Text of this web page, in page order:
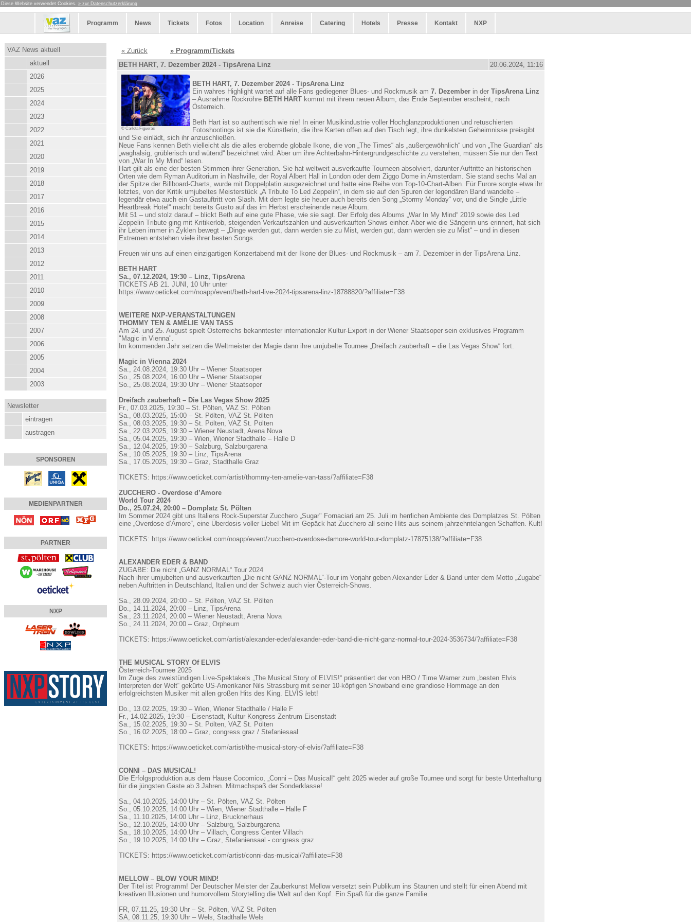
Diese Website verwendet Cookies. » zur Datenschutzerklärung
Programm News Tickets Fotos Location Anreise Catering Hotels Presse Kontakt NXP
VAZ News aktuell
aktuell
2026
2025
2024
2023
2022
2021
2020
2019
2018
2017
2016
2015
2014
2013
2012
2011
2010
2009
2008
2007
2006
2005
2004
2003
Newsletter
eintragen
austragen
SPONSOREN
MEDIENPARTNER
PARTNER
NXP
« Zurück
» Programm/Tickets
BETH HART, 7. Dezember 2024 - TipsArena Linz
20.06.2024, 11:16
© Carlota Figueras
BETH HART, 7. Dezember 2024 - TipsArena Linz
Ein wahres Highlight wartet auf alle Fans gediegener Blues- und Rockmusik am7. Dezember in derTipsArena Linz
– Ausnahme Rockröhre BETH HART kommt mit ihrem neuen Album, das Ende September erscheint, nach
Österreich.
Beth Hart ist so authentisch wie nie! In einer Musikindustrie voller Hochglanzproduktionen und retuschierten
Fotoshootings ist sie die Künstlerin, die ihre Karten offen auf den Tisch legt, ihre dunkelsten Geheimnisse preisgibt
und Sie einlädt, sich ihr anzuschließen.
Neue Fans kennen Beth vielleicht als die alles erobernde globale Ikone, die von „The Times“ als „außergewöhnlich“ und von „The Guardian“ als
„waghalsig, grüblerisch und wütend“ bezeichnet wird. Aber um ihre Achterbahn-Hintergrundgeschichte zu verstehen, müssen Sie nur den Text
von „War In My Mind“ lesen.
Hart gilt als eine der besten Stimmen ihrer Generation. Sie hat weltweit ausverkaufte Tourneen absolviert, darunter Auftritte an historischen
Orten wie dem Ryman Auditorium in Nashville, der Royal Albert Hall in London oder dem Ziggo Dome in Amsterdam. Sie stand sechs Mal an
der Spitze der Billboard-Charts, wurde mit Doppelplatin ausgezeichnet und hatte eine Reihe von Top-10-Chart-Alben. Für Furore sorgte etwa ihr
letztes, von der Kritik umjubeltes Meisterstück „A Tribute To Led Zeppelin“, in dem sie auf den Spuren der legendären Band wandelte –
legendär etwa auch ein Gastauftritt von Slash. Mit dem legte sie heuer auch bereits den Song „Stormy Monday“ vor, und die Single „Little
Heartbreak Hotel“ macht bereits Gusto auf das im Herbst erscheinende neue Album.
Mit 51 – und stolz darauf – blickt Beth auf eine gute Phase, wie sie sagt. Der Erfolg des Albums „War In My Mind“ 2019 sowie des Led
Zeppelin Tribute ging mit Kritikerlob, steigenden Verkaufszahlen und ausverkauften Shows einher. Aber wie die Sängerin uns erinnert, hat sich
ihr Leben immer in Zyklen bewegt – „Dinge werden gut, dann werden sie zu Mist, werden gut, dann werden sie zu Mist“ – und in diesen
Extremen entstehen viele ihrer besten Songs.
Freuen wir uns auf einen einzigartigen Konzertabend mit der Ikone der Blues- und Rockmusik – am 7. Dezember in der TipsArena Linz.
BETH HART
Sa., 07.12.2024, 19:30 – Linz, TipsArena
TICKETS AB 21. JUNI, 10 Uhr unter
https://www.oeticket.com/noapp/event/beth-hart-live-2024-tipsarena-linz-18788820/?affiliate=F38
WEITERE NXP-VERANSTALTUNGEN
THOMMY TEN & AMÉLIE VAN TASS
Am 24. und 25. August spielt Österreichs bekanntester internationaler Kultur-Export in der Wiener Staatsoper sein exklusives Programm
"Magic in Vienna".
Im kommenden Jahr setzen die Weltmeister der Magie dann ihre umjubelte Tournee „Dreifach zauberhaft – die Las Vegas Show“ fort.
Magic in Vienna 2024
Sa., 24.08.2024, 19:30 Uhr – Wiener Staatsoper
So., 25.08.2024, 16:00 Uhr – Wiener Staatsoper
So., 25.08.2024, 19:30 Uhr – Wiener Staatsoper
Dreifach zauberhaft – Die Las Vegas Show 2025
Fr., 07.03.2025, 19:30 – St. Pölten, VAZ St. Pölten
Sa., 08.03.2025, 15:00 – St. Pölten, VAZ St. Pölten
Sa., 08.03.2025, 19:30 – St. Pölten, VAZ St. Pölten
Sa., 22.03.2025, 19:30 – Wiener Neustadt, Arena Nova
Sa., 05.04.2025, 19:30 – Wien, Wiener Stadthalle – Halle D
Sa., 12.04.2025, 19:30 – Salzburg, Salzburgarena
Sa., 10.05.2025, 19:30 – Linz, TipsArena
Sa., 17.05.2025, 19:30 – Graz, Stadthalle Graz
TICKETS: https://www.oeticket.com/artist/thommy-ten-amelie-van-tass/?affiliate=F38
ZUCCHERO - Overdose d’Amore
World Tour 2024
Do., 25.07.24, 20:00 – Domplatz St. Pölten
Im Sommer 2024 gibt uns Italiens Rock-Superstar Zucchero „Sugar" Fornaciari am 25. Juli im herrlichen Ambiente des Domplatzes St. Pölten
eine „Overdose d’Amore“, eine Überdosis voller Liebe! Mit im Gepäck hat Zucchero all seine Hits aus seinem jahrzehntelangen Schaffen. Kult!
TICKETS: https://www.oeticket.com/noapp/event/zucchero-overdose-damore-world-tour-domplatz-17875138/?affiliate=F38
ALEXANDER EDER & BAND
ZUGABE: Die nicht „GANZ NORMAL“ Tour 2024
Nach ihrer umjubelten und ausverkauften „Die nicht GANZ NORMAL“-Tour im Vorjahr geben Alexander Eder & Band unter dem Motto „Zugabe“
neben Auftritten in Deutschland, Italien und der Schweiz auch vier Österreich-Shows.
Sa., 28.09.2024, 20:00 – St. Pölten, VAZ St. Pölten
Do., 14.11.2024, 20:00 – Linz, TipsArena
Sa., 23.11.2024, 20:00 – Wiener Neustadt, Arena Nova
So., 24.11.2024, 20:00 – Graz, Orpheum
TICKETS: https://www.oeticket.com/artist/alexander-eder/alexander-eder-band-die-nicht-ganz-normal-tour-2024-3536734/?affiliate=F38
THE MUSICAL STORY Of ELVIS
Österreich-Tournee 2025
Im Zuge des zweistündigen Live-Spektakels „The Musical Story of ELVIS!“ präsentiert der von HBO / Time Warner zum „besten Elvis
Interpreten der Welt“ gekürte US-Amerikaner Nils Strassburg mit seiner 10-köpfigen Showband eine grandiose Hommage an den
erfolgreichsten Musiker mit allen großen Hits des King. ELVIS lebt!
Do., 13.02.2025, 19:30 – Wien, Wiener Stadthalle / Halle F
Fr., 14.02.2025, 19:30 – Eisenstadt, Kultur Kongress Zentrum Eisenstadt
Sa., 15.02.2025, 19:30 – St. Pölten, VAZ St. Pölten
So., 16.02.2025, 18:00 – Graz, congress graz / Stefaniesaal
TICKETS: https://www.oeticket.com/artist/the-musical-story-of-elvis/?affiliate=F38
CONNI – DAS MUSICAL!
Die Erfolgsproduktion aus dem Hause Cocomico, „Conni – Das Musical!“ geht 2025 wieder auf große Tournee und sorgt für beste Unterhaltung
für die jüngsten Gäste ab 3 Jahren. Mitmachspaß der Sonderklasse!
Sa., 04.10.2025, 14:00 Uhr – St. Pölten, VAZ St. Pölten
So., 05.10.2025, 14:00 Uhr – Wien, Wiener Stadthalle – Halle F
Sa., 11.10.2025, 14:00 Uhr – Linz, Brucknerhaus
So., 12.10.2025, 14:00 Uhr – Salzburg, Salzburgarena
Sa., 18.10.2025, 14:00 Uhr – Villach, Congress Center Villach
So., 19.10.2025, 14:00 Uhr – Graz, Stefaniensaal - congress graz
TICKETS: https://www.oeticket.com/artist/conni-das-musical/?affiliate=F38
MELLOW – BLOW YOUR MIND!
Der Titel ist Programm! Der Deutscher Meister der Zauberkunst Mellow versetzt sein Publikum ins Staunen und stellt für einen Abend mit
kreativen Illusionen und humorvollem Storytelling die Welt auf den Kopf. Ein Spaß für die ganze Familie.
FR, 07.11.25, 19:30 Uhr – St. Pölten, VAZ St. Pölten
SA, 08.11.25, 19:30 Uhr – Wels, Stadthalle Wels